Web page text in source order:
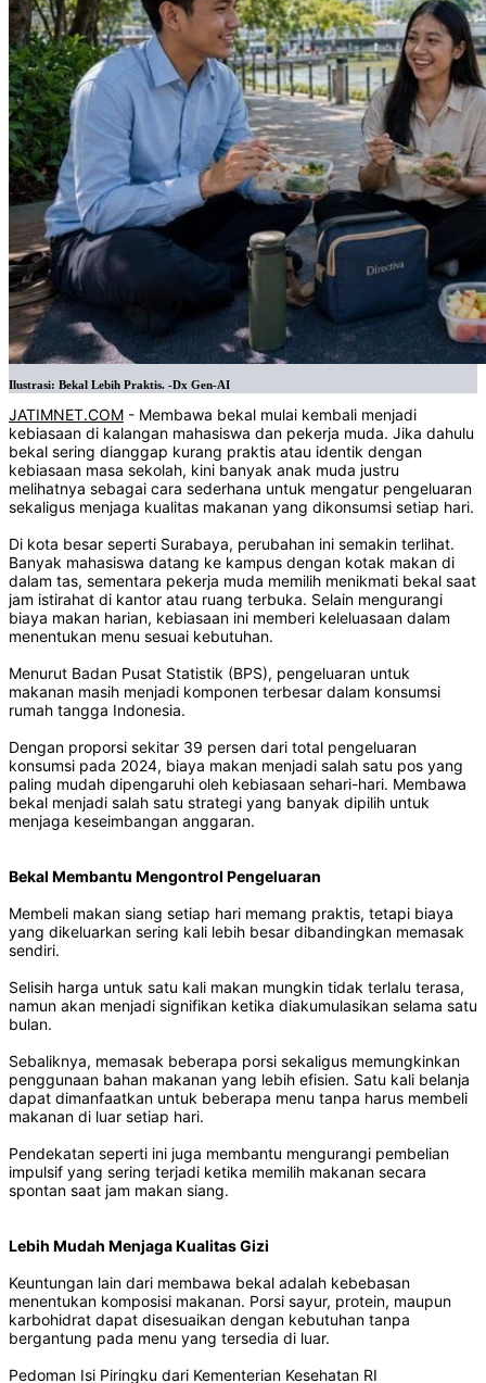
Ilustrasi: Bekal Lebih Praktis. -Dx Gen-AI
JATIMNET.COM - Membawa bekal mulai kembali menjadi
kebiasaan di kalangan mahasiswa dan pekerja muda. Jika dahulu
bekal sering dianggap kurang praktis atau identik dengan
kebiasaan masa sekolah, kini banyak anak muda justru
melihatnya sebagai cara sederhana untuk mengatur pengeluaran
sekaligus menjaga kualitas makanan yang dikonsumsi setiap hari.
Di kota besar seperti Surabaya, perubahan ini semakin terlihat.
Banyak mahasiswa datang ke kampus dengan kotak makan di
dalam tas, sementara pekerja muda memilih menikmati bekal saat
jam istirahat di kantor atau ruang terbuka. Selain mengurangi
biaya makan harian, kebiasaan ini memberi keleluasaan dalam
menentukan menu sesuai kebutuhan.
Menurut Badan Pusat Statistik (BPS), pengeluaran untuk
makanan masih menjadi komponen terbesar dalam konsumsi
rumah tangga Indonesia.
Dengan proporsi sekitar 39 persen dari total pengeluaran
konsumsi pada 2024, biaya makan menjadi salah satu pos yang
paling mudah dipengaruhi oleh kebiasaan sehari-hari. Membawa
bekal menjadi salah satu strategi yang banyak dipilih untuk
menjaga keseimbangan anggaran.
Bekal Membantu Mengontrol Pengeluaran
Membeli makan siang setiap hari memang praktis, tetapi biaya
yang dikeluarkan sering kali lebih besar dibandingkan memasak
sendiri.
Selisih harga untuk satu kali makan mungkin tidak terlalu terasa,
namun akan menjadi signifikan ketika diakumulasikan selama satu
bulan.
Sebaliknya, memasak beberapa porsi sekaligus memungkinkan
penggunaan bahan makanan yang lebih efisien. Satu kali belanja
dapat dimanfaatkan untuk beberapa menu tanpa harus membeli
makanan di luar setiap hari.
Pendekatan seperti ini juga membantu mengurangi pembelian
impulsif yang sering terjadi ketika memilih makanan secara
spontan saat jam makan siang.
Lebih Mudah Menjaga Kualitas Gizi
Keuntungan lain dari membawa bekal adalah kebebasan
menentukan komposisi makanan. Porsi sayur, protein, maupun
karbohidrat dapat disesuaikan dengan kebutuhan tanpa
bergantung pada menu yang tersedia di luar.
Pedoman Isi Piringku dari Kementerian Kesehatan RI